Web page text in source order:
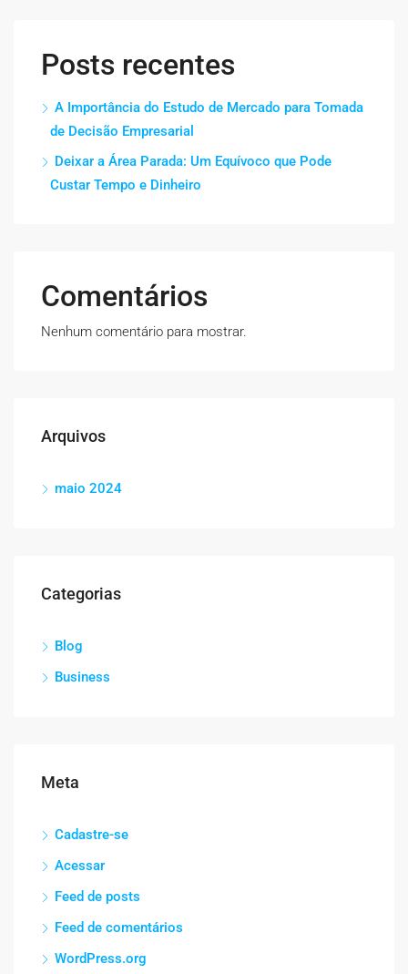
Posts recentes
A Importância do Estudo de Mercado para Tomada
de Decisão Empresarial
Deixar a Área Parada: Um Equívoco que Pode
Custar Tempo e Dinheiro
Comentários
Nenhum comentário para mostrar.
Arquivos
maio 2024
Categorias
Blog
Business
Meta
Cadastre-se
Acessar
Feed de posts
Feed de comentários
WordPress.org